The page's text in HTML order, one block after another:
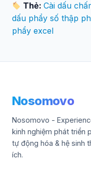
Thẻ:Cài dấu
dấu phẩy số thập
phẩy excel
Nosomovo
Nosomovo -
kinh nghiệm phát triển
tự động hóa & hệ sinh
ích.